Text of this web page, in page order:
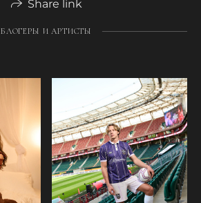
Share link
БЛОГЕРЫ И АРТИСТЫ